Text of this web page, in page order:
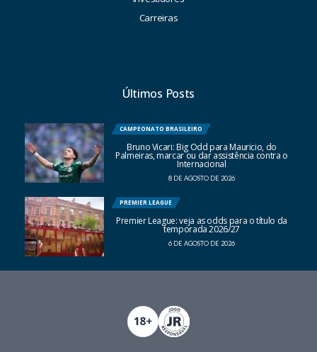
Carreiras
Últimos Posts
CAMPEONATO BRASILEIRO
Bruno Vicari: Big Odd para Mauricio, do
Palmeiras, marcar ou dar assistência contra o
Internacional
8 DE AGOSTO DE 2026
PREMIER LEAGUE
Premier League: veja as odds para o título da
temporada 2026/27
6 DE AGOSTO DE 2026